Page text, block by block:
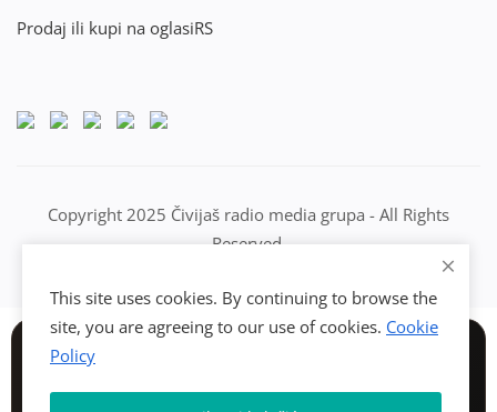
Prodaj ili kupi na oglasiRS
Copyright 2025 Čivijaš radio media grupa - All Rights
Reserved.
This site uses cookies. By continuing to browse the
site, you are agreeing to our use of cookies. Cookie
Policy